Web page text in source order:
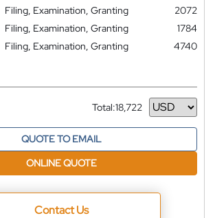
Filing, Examination, Granting
2072
Filing, Examination, Granting
1784
Filing, Examination, Granting
4740
Total:18,722
Currency
QUOTE TO EMAIL
ONLINE QUOTE
Contact Us